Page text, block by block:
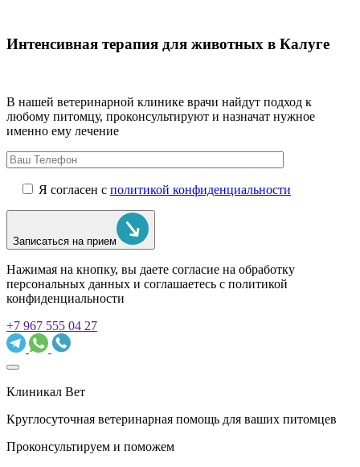
Интенсивная терапия для животных в Калуге
В нашей ветеринарной клинике врачи найдут подход к
любому питомцу, проконсультируют и назначат нужное
именно ему лечение
Я согласен с политикой конфиденциальности
Записаться на прием
Нажимая на кнопку, вы даете согласие на обработку
персональных данных и соглашаетесь c политикой
конфиденциальности
+7 967 555 04 27
Клиникал Вет
Круглосуточная ветеринарная помощь для ваших питомцев
Проконсультируем и поможем